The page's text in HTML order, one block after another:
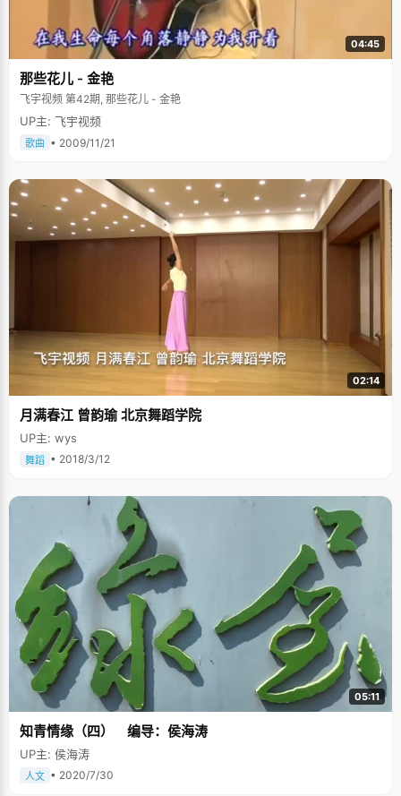
04:45
那些花儿 - 金艳
飞宇视频 第42期, 那些花儿 - 金艳
UP主: 飞宇视频
歌曲 • 2009/11/21
02:14
月满春江 曾韵瑜 北京舞蹈学院
UP主: wys
舞蹈 • 2018/3/12
05:11
知青情缘（四） 编导：侯海涛
UP主: 侯海涛
人文 • 2020/7/30